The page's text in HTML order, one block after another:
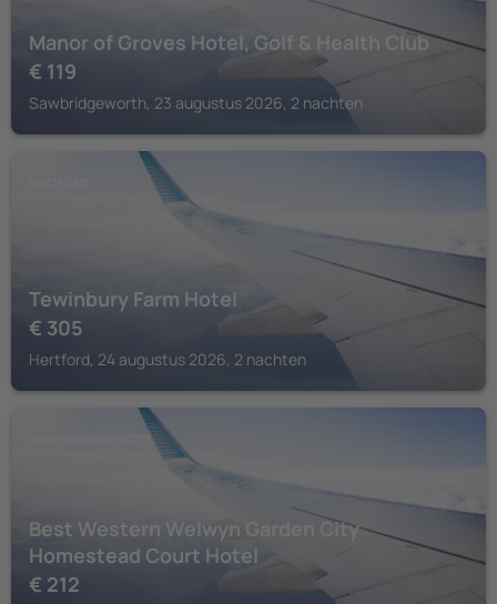
Manor of Groves Hotel, Golf & Health Club
€ 119
Sawbridgeworth, 23 augustus 2026, 2 nachten
Tewinbury Farm Hotel
€ 305
Hertford, 24 augustus 2026, 2 nachten
WELWYN GARDEN CITY
Best Western Welwyn Garden City
Homestead Court Hotel
€ 212